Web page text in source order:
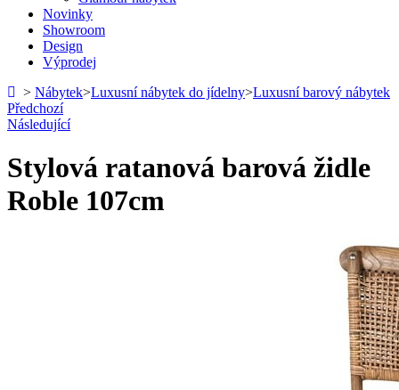
Novinky
Showroom
Design
Výprodej
> Nábytek>Luxusní nábytek do jídelny>Luxusní barový nábytek
Předchozí
Následující
Stylová ratanová barová židle
Roble 107cm